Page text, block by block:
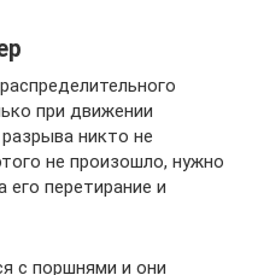
при движении
никто не
не произошло, нужно
перетирание и
с поршнями и они